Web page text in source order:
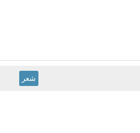
شعر